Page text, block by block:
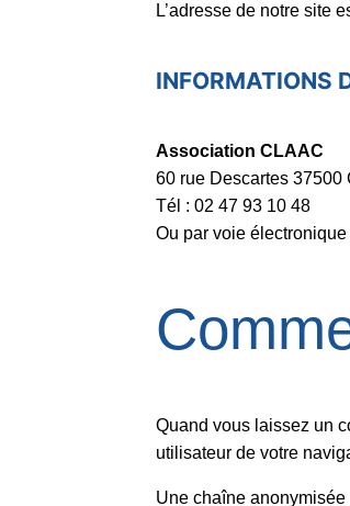
L’adresse de notre site
INFORMATIONS
Association CLAAC
60 rue Descartes 37500
Tél : 02 47 93 10 48
Ou par voie
Quand vous laissez un
utilisateur de votre
Une chaîne